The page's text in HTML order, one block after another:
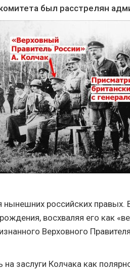
был расстрелян
нынешних российских правых.
восхваляя его как
Верховного
на заслуги Колчака как